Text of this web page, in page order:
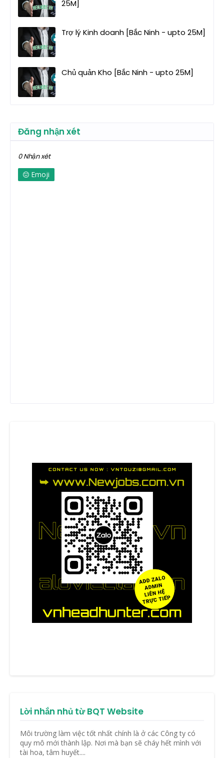
25M]
Trợ lý Kinh doanh [Bắc Ninh - upto 25M]
Chủ quản Kho [Bắc Ninh - upto 25M]
Đăng nhận xét
0 Nhận xét
Emoji
Lời nhắn nhủ từ BQT Website
Môi trường làm việc tốt nhất chính là ở các Công ty có
quy mô mới thành lập. Nơi mà bạn sẽ cháy hết mình với
tài hoa, tâm huyết....